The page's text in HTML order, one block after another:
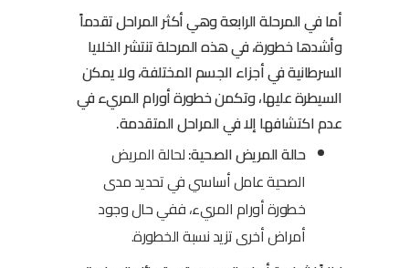
أما في المرحلة الرابعة وهي أكثر المراحل تقدماً
وأشدها خطورة، في هذه المرحلة تنتشر الخلايا
السرطانية في أجزاء الجسم المختلفة، ولا يمكن
السيطرة عليها، وتكمن خطورة أورام المريء في
عدم اكتشافها إلا في المراحل المتقدمة.
حالة المريض الصحية:لحالة المريض
الصحية عامل أساسي في تحديد مدى
خطورة أورام المريء، ففي حال وجود
أمراض أخرى تزيد نسبة الخطورة.